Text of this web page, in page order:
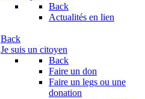
Back
Actualités en lien
Back
Je suis un citoyen
Back
Faire un don
Faire un legs ou une
donation